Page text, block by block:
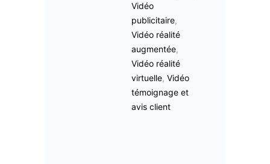
Vidéo
publicitaire,
Vidéo réalité
augmentée,
Vidéo réalité
virtuelle, Vidéo
témoignage et
avis client